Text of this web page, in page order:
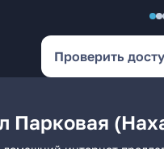
Проверить
Парковая